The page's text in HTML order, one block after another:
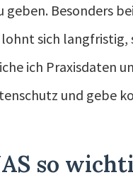
Besonders
sich
ich Praxisdaten
und gebe
so